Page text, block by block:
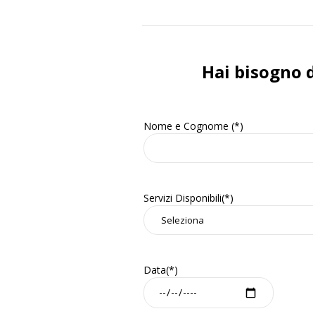
Hai bisogno
Nome e Cognome (*)
Servizi Disponibili(*)
Data(*)